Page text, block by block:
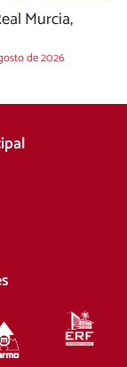
Murcia,
de 2026